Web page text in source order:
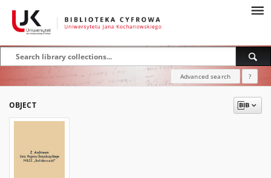
Advanced search ?
OBJECT